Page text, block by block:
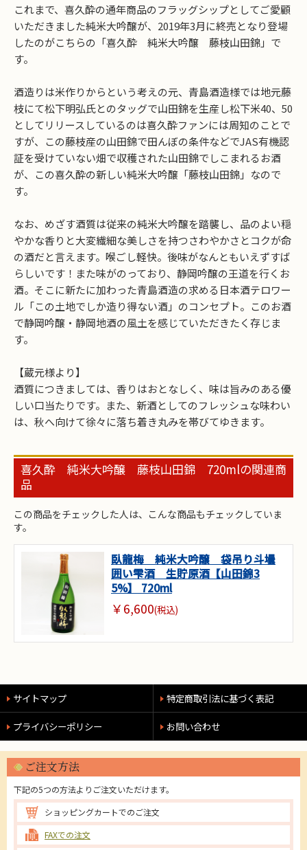
これまで、喜久酔の通年商品のフラッグシップとしてご愛顧
いただきました純米大吟醸が、2019年3月に終売となり登場
したのがこちらの「喜久酔 純米大吟醸 藤枝山田錦」で
す。
酒造りは米作りからという考えの元、青島酒造様では地元藤
枝にて松下明弘氏とのタッグで山田錦を生産し松下米40、50
としてリリースしているのは喜久酔ファンには周知のことで
すが、この藤枝産の山田錦で田んぼの条件などでJAS有機認
証を受けていない畑で収穫された山田錦でしこまれるお酒
が、この喜久酔の新しい純米大吟醸「藤枝山田錦」なので
す。
なお、めざす酒質は従来の純米大吟醸を踏襲し、品のよい穏
やかな香りと大変繊細な美しさを持つさわやかさとコクが命
の酒だと言えます。喉ごし軽快。後味がなんともいえずすば
らしいです！また味がのっており、静岡吟醸の王道を行くお
酒。そこに新たに加わった青島酒造の求める日本酒テロワー
ル「この土地でしか造り得ない酒」のコンセプト。このお酒
で静岡吟醸・静岡地酒の風土を感じていただきたく存じま
す。
【蔵元様より】
酒質につきましては、香りはおとなしく、味は旨みのある優
しい口当たりです。また、新酒としてのフレッシュな味わい
は、秋へ向けて徐々に落ち着き丸みを帯びてゆきます。
喜久酔 純米大吟醸 藤枝山田錦 720mlの関連商
品
この商品をチェックした人は、こんな商品もチェックしていま
す。
臥龍梅 純米大吟醸 袋吊り斗壜
囲い雫酒 生貯原酒【山田錦3
5%】 720ml
￥6,600(税込)
お買い物を続ける カートへ進む
サイトマップ 特定商取引法に基づく表記
プライバシーポリシー お問い合わせ
ご注文方法
下記の5つの方法よりご注文いただけます。
ショッピングカートでのご注文
FAXでの注文